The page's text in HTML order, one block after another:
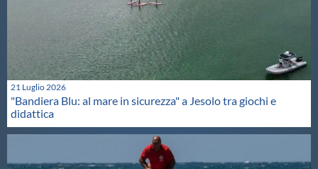
21 Luglio 2026
"Bandiera Blu: al mare in sicurezza" a Jesolo tra giochi e
didattica